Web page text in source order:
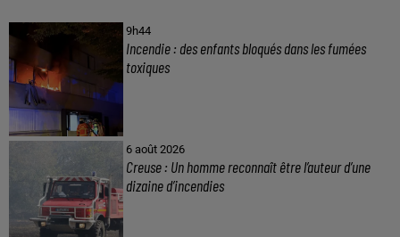
9h44
Incendie : des enfants bloqués dans les fumées
toxiques
6 août 2026
Creuse : Un homme reconnaît être l’auteur d’une
dizaine d’incendies